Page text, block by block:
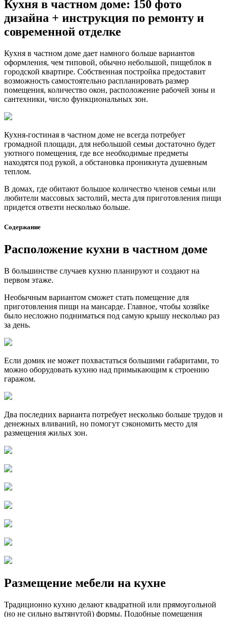
Кухня в частном доме: 150 фото
дизайна + инструкция по ремонту и
современной отделке
Кухня в частном доме дает намного больше вариантов
оформления, чем типовой, обычно небольшой, пищеблок в
городской квартире. Собственная постройка предоставит
возможность самостоятельно распланировать размер
помещения, количество окон, расположение рабочей зоны и
сантехники, число функциональных зон.
Кухня-гостиная в частном доме не всегда потребует
громадной площади, для небольшой семьи достаточно будет
уютного помещения, где все необходимые предметы
находятся под рукой, а обстановка проникнута душевным
теплом.
В домах, где обитают большое количество членов семьи или
любители массовых застолий, места для приготовления пищи
придется отвезти несколько больше.
Содержание
Расположение кухни в частном доме
В большинстве случаев кухню планируют и создают на
первом этаже.
Необычным вариантом сможет стать помещение для
приготовления пищи на мансарде. Главное, чтобы хозяйке
было несложно подниматься под самую крышу несколько раз
за день.
Если домик не может похвастаться большими габаритами, то
можно оборудовать кухню над примыкающим к строению
гаражом.
Два последних варианта потребует несколько больше трудов и
денежных вливаний, но помогут сэкономить место для
размещения жилых зон.
Размещение мебели на кухне
Традиционно кухню делают квадратной или прямоугольной
(но не сильно вытянутой) формы. Подобные помещения